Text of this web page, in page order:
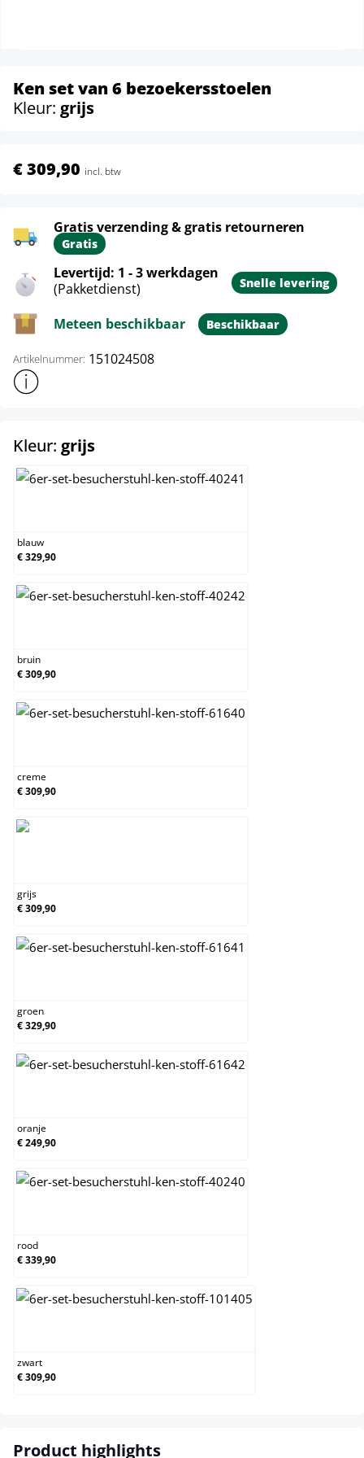
Ken set van 6 bezoekersstoelen
Kleur: grijs
€ 309,90 incl. btw
Gratis verzending & gratis retourneren
Gratis
Levertijd: 1 - 3 werkdagen
(Pakketdienst)
Snelle levering
Meteen beschikbaar Beschikbaar
Artikelnummer: 151024508
Toon meer productinformatie
Kleur: grijsselect
blauw
€ 329,90
bruin
€ 309,90
creme
€ 309,90
grijs
€ 309,90
groen
€ 329,90
oranje
€ 249,90
rood
€ 339,90
zwart
€ 309,90
Product highlights